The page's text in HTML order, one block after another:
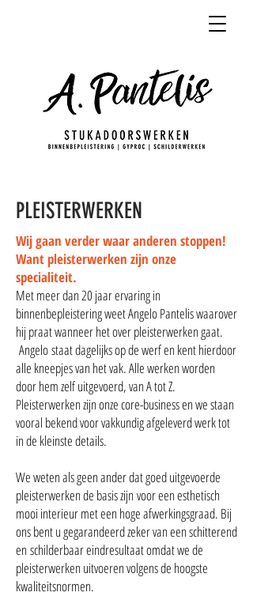
PLEISTERWERKEN
Wij gaan verder waar anderen stoppen!
Want pleisterwerken zijn onze
specialiteit.
Met meer dan 20 jaar ervaring in
binnenbepleistering weet Angelo Pantelis waarover
hij praat wanneer het over pleisterwerken gaat.
Angelo staat dagelijks op de werf en kent hierdoor
alle kneepjes van het vak. Alle werken worden
door hem zelf uitgevoerd, van A tot Z.
Pleisterwerken zijn onze core-business en we staan
vooral bekend voor vakkundig afgeleverd werk tot
in de kleinste details.
We weten als geen ander dat goed uitgevoerde
pleisterwerken de basis zijn voor een esthetisch
mooi interieur met een hoge afwerkingsgraad. Bij
ons bent u gegarandeerd zeker van een schitterend
en schilderbaar eindresultaat omdat we de
pleisterwerken uitvoeren volgens de hoogste
kwaliteitsnormen.